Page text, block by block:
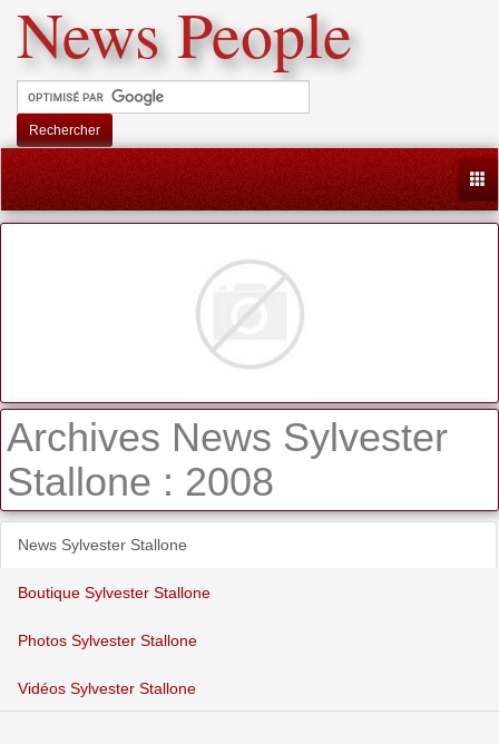
News People
Rechercher
Archives News Sylvester
Stallone : 2008
News Sylvester Stallone
Boutique Sylvester Stallone
Photos Sylvester Stallone
Vidéos Sylvester Stallone